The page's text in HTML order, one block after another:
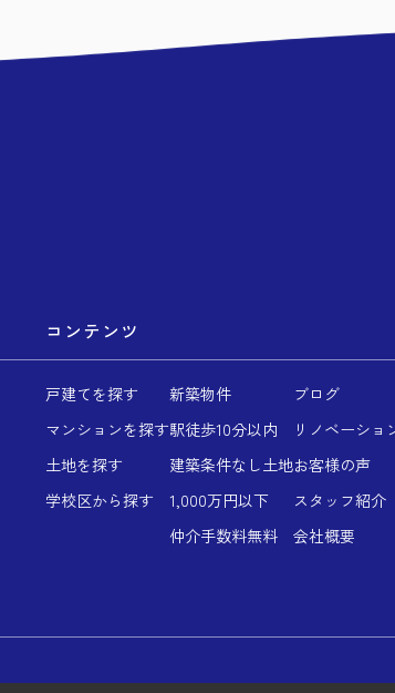
コンテンツ
戸建てを探す
マンションを探す
土地を探す
学校区から探す
新築物件
駅徒歩10分以内
建築条件なし土地
1,000万円以下
仲介手数料無料
ブログ
リノベーショ
お客様の声
スタッフ紹介
会社概要